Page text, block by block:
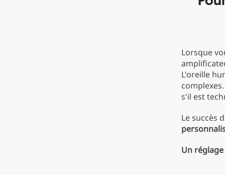
Lorsque
L'oreille
s'il est
Le succès
Un